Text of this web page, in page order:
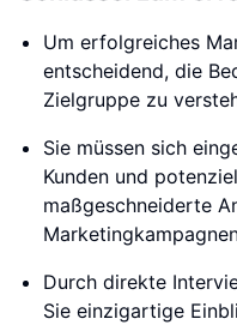
Um erfolgreiches
entscheidend, die
Zielgruppe zu
Sie müssen sich
Kunden und
maßgeschneiderte
Durch direkte
Sie einzigartige